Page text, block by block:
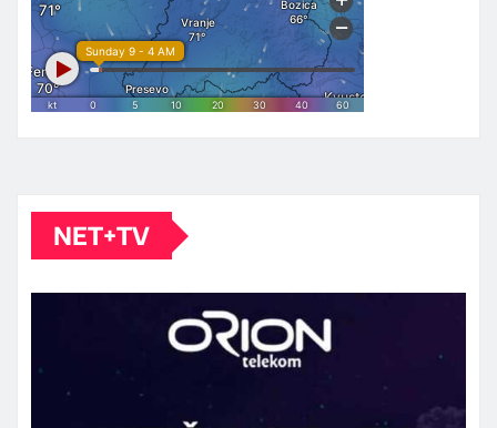
NET+TV